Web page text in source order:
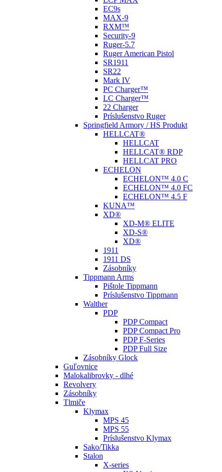
EC9s
MAX-9
RXM™
Security-9
Ruger-5.7
Ruger American Pistol
SR1911
SR22
Mark IV
PC Charger™
LC Charger™
22 Charger
Príslušenstvo Ruger
Springfield Armory / HS Produkt
HELLCAT®
HELLCAT
HELLCAT® RDP
HELLCAT PRO
ECHELON
ECHELON™ 4.0 C
ECHELON™ 4.0 FC
ECHELON™ 4.5 F
KUNA™
XD®
XD-M® ELITE
XD-S®
XD®
1911
1911 DS
Zásobníky
Tippmann Arms
Pištole Tippmann
Príslušenstvo Tippmann
Walther
PDP
PDP Compact
PDP Compact Pro
PDP F-Series
PDP Full Size
Zásobníky Glock
Guľovnice
Malokalibrovky - dlhé
Revolvery
Zásobníky
Tlmiče
Klymax
MPS 45
MPS 55
Príslušenstvo Klymax
Sako/Tikka
Stalon
X-series